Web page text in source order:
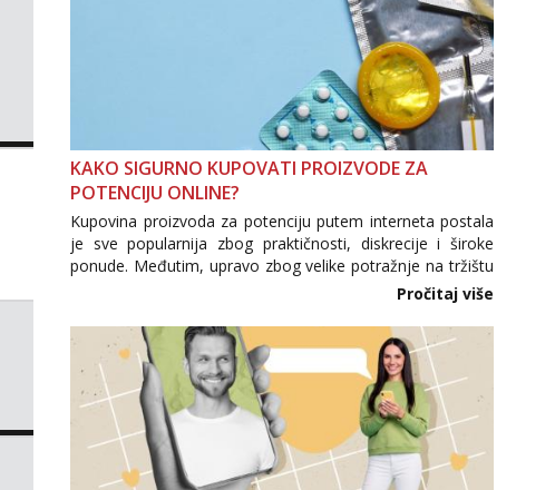
KAKO SIGURNO KUPOVATI PROIZVODE ZA
POTENCIJU ONLINE?
Kupovina proizvoda za potenciju putem interneta postala
je sve popularnija zbog praktičnosti, diskrecije i široke
ponude. Međutim, upravo zbog velike potražnje na tržištu
se pojavljuju i brojni krivotvoreni proizvodi, nepouzdane
internetske trgovine te proizvodi nepoznatog podrijetla. ...
Pročitaj više